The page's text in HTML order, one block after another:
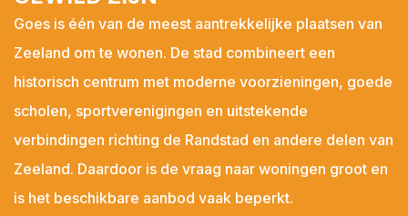
Goes is één van de meest aantrekkelijke plaatsen van
Zeeland om te wonen. De stad combineert een
historisch centrum met moderne voorzieningen, goede
scholen, sportverenigingen en uitstekende
verbindingen richting de Randstad en andere delen van
Zeeland. Daardoor is de vraag naar woningen groot en
is het beschikbare aanbod vaak beperkt.
Biggekerke
Borssele
Brouwershaven
Bruinisse
Burgh-Haamstede
Colijnsplaat
Domburg